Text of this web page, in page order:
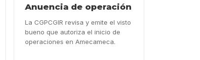
Anuencia de operación
La CGPCGIR revisa y emite el visto
bueno que autoriza el inicio de
operaciones en Amecameca.